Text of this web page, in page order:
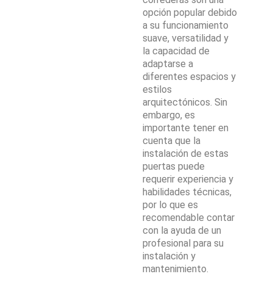
opción popular debido
a su funcionamiento
suave, versatilidad y
la capacidad de
adaptarse a
diferentes espacios y
estilos
arquitectónicos. Sin
embargo, es
importante tener en
cuenta que la
instalación de estas
puertas puede
requerir experiencia y
habilidades técnicas,
por lo que es
recomendable contar
con la ayuda de un
profesional para su
instalación y
mantenimiento.